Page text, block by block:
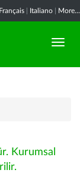
Français Italiano More...
Kurumsal